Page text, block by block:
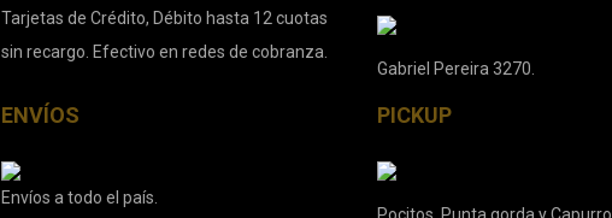
Tarjetas de Crédito, Débito hasta 12 cuotas
sin recargo. Efectivo en redes de cobranza.
ENVÍOS
Envíos a todo el país.
Gabriel Pereira 3270.
PICKUP